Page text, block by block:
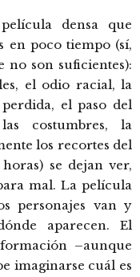
densa que
en poco tiempo (sí,
no son suficientes):
el odio racial, la
el paso del
costumbres, la
los recortes del
se dejan ver,
mal. La película
personajes van y
aparecen. El
–aunque
imaginarse cuál es